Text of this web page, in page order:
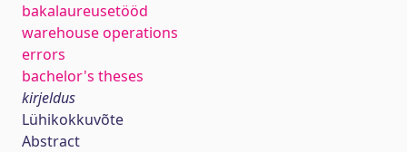
bakalaureusetööd
warehouse operations
errors
bachelor's theses
kirjeldus
Lühikokkuvõte
Abstract